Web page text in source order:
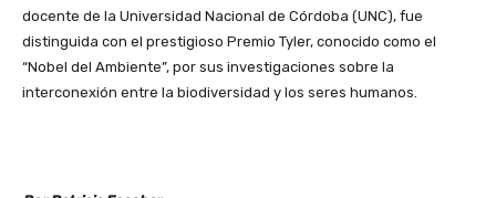
docente de la Universidad Nacional de Córdoba (UNC), fue
distinguida con el prestigioso Premio Tyler, conocido como el
“Nobel del Ambiente”, por sus investigaciones sobre la
interconexión entre la biodiversidad y los seres humanos.